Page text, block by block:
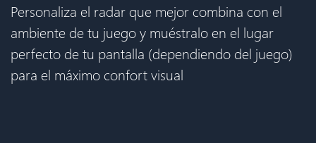
Personaliza el radar que mejor combina con el
ambiente de tu juego y muéstralo en el lugar
perfecto de tu pantalla (dependiendo del juego)
para el máximo confort visual